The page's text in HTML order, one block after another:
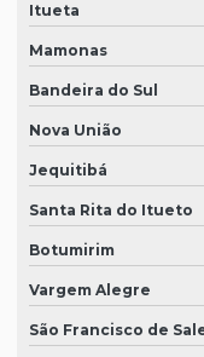
Itueta
Mamonas
Bandeira do Sul
Nova União
Jequitibá
Santa Rita do Itueto
Botumirim
Vargem Alegre
São Francisco de